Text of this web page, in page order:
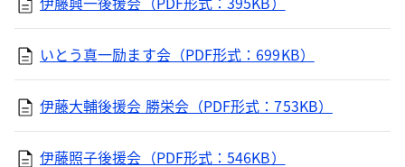
いとう真一励ます会（PDF形式：699KB）
伊藤大輔後援会 勝栄会（PDF形式：753KB）
伊藤照子後援会（PDF形式：546KB）